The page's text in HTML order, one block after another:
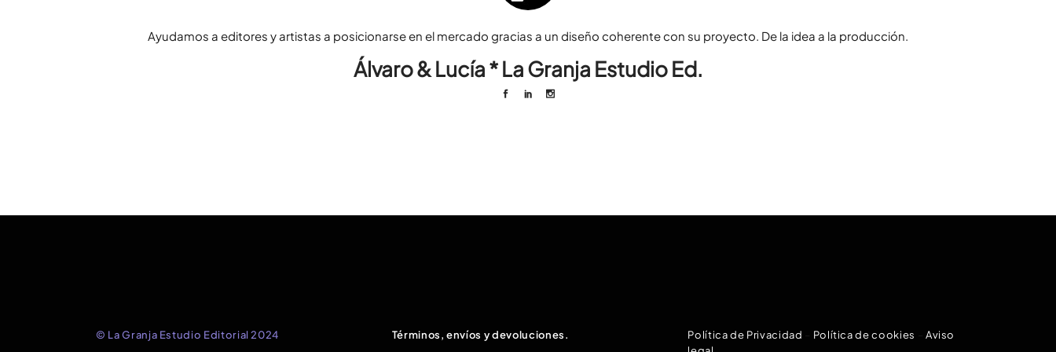
Ayudamos a editores y artistas a posicionarse en el mercado gracias a un diseño coherente con su proyecto. De la idea a la producción.
Álvaro & Lucía * La Granja Estudio Ed.
© La Granja Estudio Editorial 2024 Términos, envíos y devoluciones. Política de Privacidad Política de cookies
Aviso